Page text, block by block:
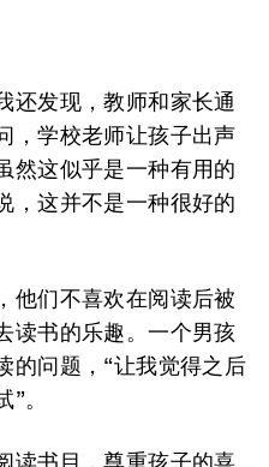
还发现，教师和家长通
，学校老师让孩子出声
然这似乎是一种有用的
，这并不是一种很好的
他们不喜欢在阅读后被
读书的乐趣。一个男孩
的问题，“让我觉得之后
。
读书目，尊重孩子的喜